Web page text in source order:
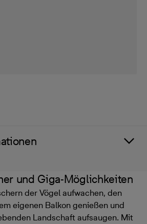
und Giga-Möglichkeiten
der Vögel aufwachen, den
eigenen Balkon genießen und
Landschaft aufsaugen. Mit